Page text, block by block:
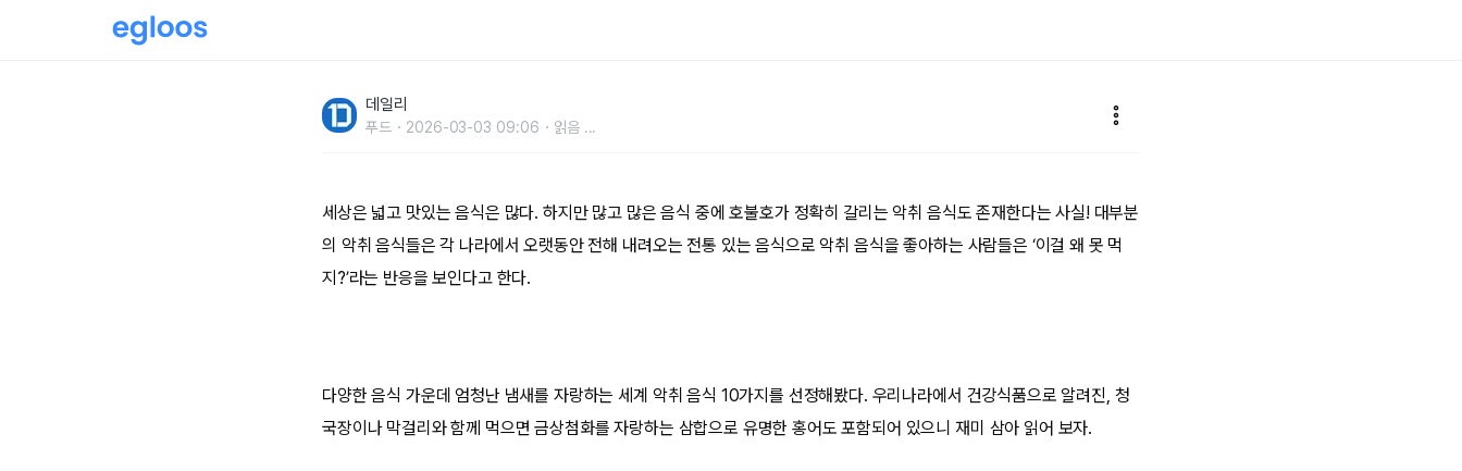
데일리
푸드 2026-03-03 09:06 읽음 ...
세상은 넓고 맛있는 음식은 많다. 하지만 많고 많은 음식 중에 호불호가 정확히 갈리는 악취 음식도 존재한다는 사실! 대부분
의 악취 음식들은 각 나라에서 오랫동안 전해 내려오는 전통 있는 음식으로 악취 음식을 좋아하는 사람들은 ‘이걸 왜 못 먹
지?’라는 반응을 보인다고 한다.
다양한 음식 가운데 엄청난 냄새를 자랑하는 세계 악취 음식 10가지를 선정해봤다. 우리나라에서 건강식품으로 알려진, 청
국장이나 막걸리와 함께 먹으면 금상첨화를 자랑하는 삼합으로 유명한 홍어도 포함되어 있으니 재미 삼아 읽어 보자.